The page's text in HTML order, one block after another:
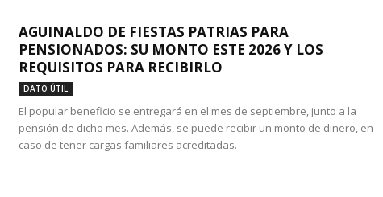
AGUINALDO DE FIESTAS PATRIAS PARA
PENSIONADOS: SU MONTO ESTE 2026 Y LOS
REQUISITOS PARA RECIBIRLO
DATO ÚTIL
El popular beneficio se entregará en el mes de septiembre, junto a la
pensión de dicho mes. Además, se puede recibir un monto de dinero, en
caso de tener cargas familiares acreditadas.